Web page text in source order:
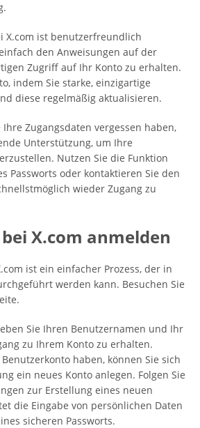
X.com ist benutzerfreundlich
den Anweisungen auf der
Zugriff auf Ihr Konto zu erhalten.
indem Sie starke, einzigartige
diese regelmäßig aktualisieren.
Ihre Zugangsdaten vergessen haben,
Unterstützung, um Ihre
Nutzen Sie die Funktion
Passworts oder kontaktieren Sie den
wieder Zugang zu
X.com anmelden
ist ein einfacher Prozess, der in
werden kann. Besuchen Sie
Sie Ihren Benutzernamen und Ihr
zu Ihrem Konto zu erhalten.
haben, können Sie sich
ein neues Konto anlegen. Folgen Sie
zur Erstellung eines neuen
die Eingabe von persönlichen Daten
sicheren Passworts.